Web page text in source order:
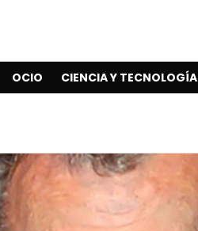
OCIO CIENCIA Y TECNOLOGÍA